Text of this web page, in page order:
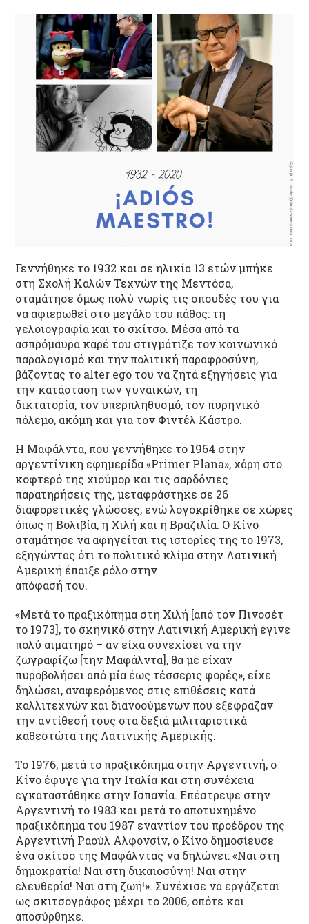
Γεννήθηκε το 1932 και σε ηλικία 13 ετών μπήκε
στη Σχολή Καλών Τεχνών της Μεντόσα,
σταμάτησε όμως πολύ νωρίς τις σπουδές του για
να αφιερωθεί στο μεγάλο του πάθος: τη
γελοιογραφία και το σκίτσο. Μέσα από τα
ασπρόμαυρα καρέ του στιγμάτιζε τον κοινωνικό
παραλογισμό και την πολιτική παραφροσύνη,
βάζοντας το alter ego του να ζητά εξηγήσεις για
την κατάσταση των γυναικών, τη
δικτατορία, τον υπερπληθυσμό, τον πυρηνικό
πόλεμο, ακόμη και για τον Φιντέλ Κάστρο.
Η Μαφάλντα, που γεννήθηκε το 1964 στην
αργεντίνικη εφημερίδα «Primer Plana», χάρη στο
κοφτερό της χιούμορ και τις σαρδόνιες
παρατηρήσεις της, μεταφράστηκε σε 26
διαφορετικές γλώσσες, ενώ λογοκρίθηκε σε χώρες
όπως η Βολιβία, η Χιλή και η Βραζιλία. Ο Κίνο
σταμάτησε να αφηγείται τις ιστορίες της το 1973,
εξηγώντας ότι το πολιτικό κλίμα στην Λατινική
Αμερική έπαιξε ρόλο στην
απόφασή του.
«Μετά το πραξικόπημα στη Χιλή [από τον Πινοσέτ
το 1973], το σκηνικό στην Λατινική Αμερική έγινε
πολύ αιματηρό – αν είχα συνεχίσει να την
ζωγραφίζω [την Μαφάλντα], θα με είχαν
πυροβολήσει από μία έως τέσσερις φορές», είχε
δηλώσει, αναφερόμενος στις επιθέσεις κατά
καλλιτεχνών και διανοούμενων που εξέφραζαν
την αντίθεσή τους στα δεξιά μιλιταριστικά
καθεστώτα της Λατινικής Αμερικής.
To 1976, μετά το πραξικόπημα στην Αργεντινή, ο
Κίνο έφυγε για την Ιταλία και στη συνέχεια
εγκαταστάθηκε στην Ισπανία. Επέστρεψε στην
Αργεντινή το 1983 και μετά το αποτυχημένο
πραξικόπημα του 1987 εναντίον του προέδρου της
Αργεντινή Ραούλ Αλφονσίν, ο Κίνο δημοσίευσε
ένα σκίτσο της Μαφάλντας να δηλώνει: «Ναι στη
δημοκρατία! Ναι στη δικαιοσύνη! Ναι στην
ελευθερία! Ναι στη ζωή!». Συνέχισε να εργάζεται
ως σκιτσογράφος μέχρι το 2006, οπότε και
αποσύρθηκε.